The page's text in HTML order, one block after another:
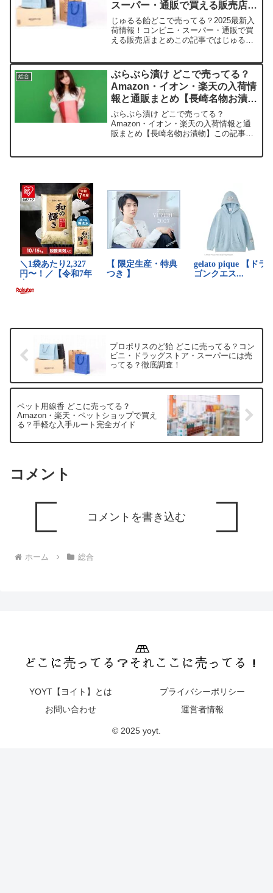
スーパー・通販で買える販売店ま
とめ
じゅるる飴どこで売ってる？2025最新入
荷情報！コンビニ・スーパー・通販で買
える販売店まとめこの記事ではじゅるる
ます。人気のジューシーな味わいにハマ
ったら、もう後戻りでき...
総合
ぶらぶら漬け どこで売ってる？
Amazon・イオン・楽天の入荷情
報と通販まとめ【長崎名物お漬
物】
ぶらぶら漬け どこで売ってる？
Amazon・イオン・楽天の入荷情報と通
販まとめ【長崎名物お漬物】この記事で
プロポリスのど飴 どこに売ってる？コン
ビニ・ドラッグストア・スーパーには売
ってる？徹底調査！
ペット用線香 どこに売ってる？
Amazon・楽天・ペットショップで買え
る？手軽な入手ルート完全ガイド
コメント
コメントを書き込む
ホーム 総合
YOYT【ヨイト】とは
プライバシーポリシー
お問い合わせ
運営者情報
© 2025 yoyt.